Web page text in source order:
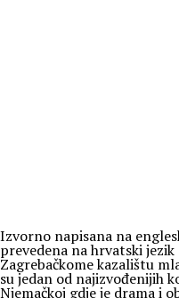
Izvorno napisana na
prevedena na hrvatski
Zagrebačkome kazalištu
su jedan od najizvođenijih
Njemačkoj gdje je drama i